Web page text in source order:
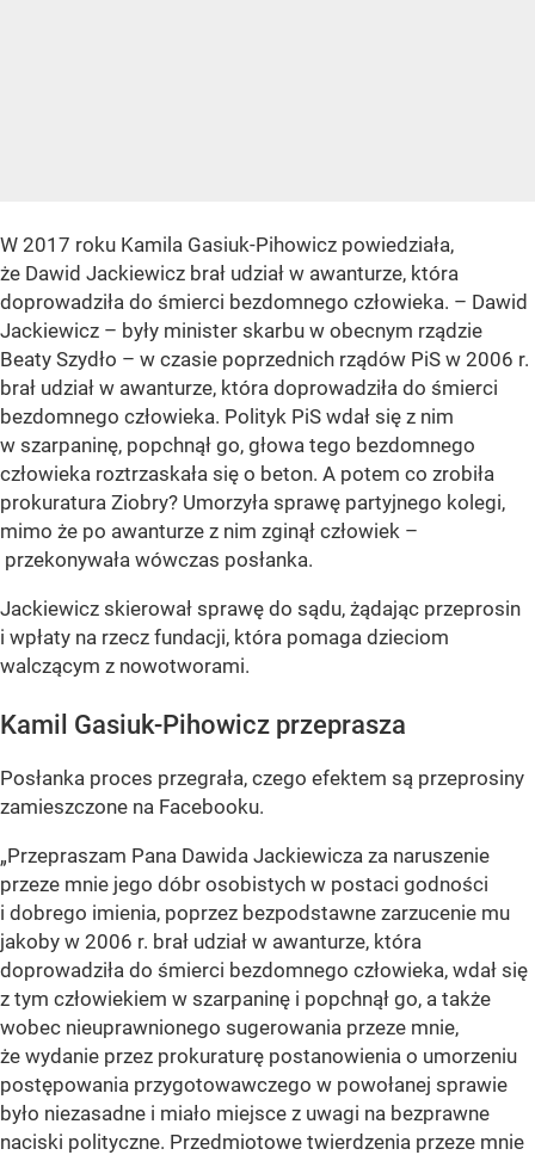
W 2017 roku Kamila Gasiuk-Pihowicz powiedziała,
że Dawid Jackiewicz brał udział w awanturze, która
doprowadziła do śmierci bezdomnego człowieka. – Dawid
Jackiewicz – były minister skarbu w obecnym rządzie
Beaty Szydło – w czasie poprzednich rządów PiS w 2006 r.
brał udział w awanturze, która doprowadziła do śmierci
bezdomnego człowieka. Polityk PiS wdał się z nim
w szarpaninę, popchnął go, głowa tego bezdomnego
człowieka roztrzaskała się o beton. A potem co zrobiła
prokuratura Ziobry? Umorzyła sprawę partyjnego kolegi,
mimo że po awanturze z nim zginął człowiek –
przekonywała wówczas posłanka.
Jackiewicz skierował sprawę do sądu, żądając przeprosin
i wpłaty na rzecz fundacji, która pomaga dzieciom
walczącym z nowotworami.
Kamil Gasiuk-Pihowicz przeprasza
Posłanka proces przegrała, czego efektem są przeprosiny
zamieszczone na Facebooku.
„Przepraszam Pana Dawida Jackiewicza za naruszenie
przeze mnie jego dóbr osobistych w postaci godności
i dobrego imienia, poprzez bezpodstawne zarzucenie mu
jakoby w 2006 r. brał udział w awanturze, która
doprowadziła do śmierci bezdomnego człowieka, wdał się
z tym człowiekiem w szarpaninę i popchnął go, a także
wobec nieuprawnionego sugerowania przeze mnie,
że wydanie przez prokuraturę postanowienia o umorzeniu
postępowania przygotowawczego w powołanej sprawie
było niezasadne i miało miejsce z uwagi na bezprawne
naciski polityczne. Przedmiotowe twierdzenia przeze mnie